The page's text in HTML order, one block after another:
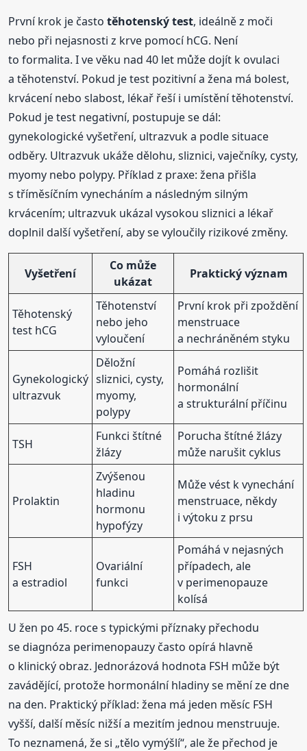
První krok je častotěhotenský test, ideálně z moči
nebo při nejasnosti z krve pomocí hCG. Není
to formalita. I ve věku nad 40 let může dojít k ovulaci
a těhotenství. Pokud je test pozitivní a žena má bolest,
krvácení nebo slabost, lékař řeší i umístění těhotenství.
Pokud je test negativní, postupuje se dál:
gynekologické vyšetření, ultrazvuk a podle situace
odběry. Ultrazvuk ukáže dělohu, sliznici, vaječníky, cysty,
myomy nebo polypy. Příklad z praxe: žena přišla
s tříměsíčním vynecháním a následným silným
krvácením; ultrazvuk ukázal vysokou sliznici a lékař
doplnil další vyšetření, aby se vyloučily rizikové změny.
Vyšetření
Co může
ukázat
Praktický význam
Těhotenský
test hCG
Těhotenství
nebo jeho
vyloučení
První krok při zpoždění
menstruace
a nechráněném styku
Gynekologický
ultrazvuk
Děložní
sliznici, cysty,
myomy,
polypy
Pomáhá rozlišit
hormonální
a strukturální příčinu
TSH
Funkci štítné
žlázy
Porucha štítné žlázy
může narušit cyklus
Prolaktin
Zvýšenou
hladinu
hormonu
hypofýzy
Může vést k vynechání
menstruace, někdy
i výtoku z prsu
FSH
a estradiol
Ovariální
funkci
Pomáhá v nejasných
případech, ale
v perimenopauze
kolísá
U žen po 45. roce s typickými příznaky přechodu
se diagnóza perimenopauzy často opírá hlavně
o klinický obraz. Jednorázová hodnota FSH může být
zavádějící, protože hormonální hladiny se mění ze dne
na den. Praktický příklad: žena má jeden měsíc FSH
vyšší, další měsíc nižší a mezitím jednou menstruuje.
To neznamená, že si „tělo vymýšlí“, ale že přechod je